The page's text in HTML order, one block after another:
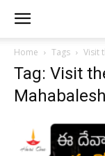
Home Tags Visit
Tag: Visit